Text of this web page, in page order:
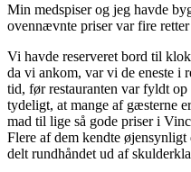
Min medspiser og jeg havde
ovennævnte priser var fire
Vi havde reserveret bord til
da vi ankom, var vi de eneste i
tid, før restauranten var fyldt op
tydeligt, at mange af gæsterne
mad til lige så gode priser i
Flere af dem kendte
delt rundhåndet ud af